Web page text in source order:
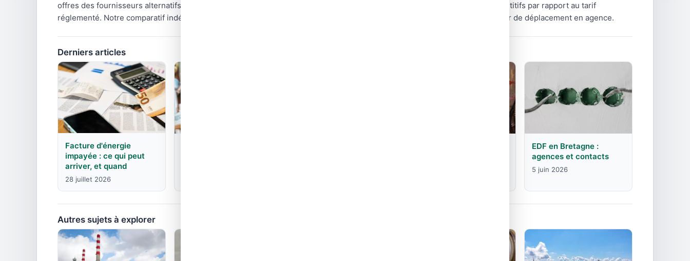
offres des fournisseurs alternatifs : TotalEnergies, Engie, Eni, Ohm Énergie ou Ekwateur proposent souvent des tarifs compétitifs par rapport au tarif
réglementé. Notre comparatif indépendant vous aide à trouver le contrat le plus avantageux pour votre foyer sans nécessiter de déplacement en agence.
Derniers articles
Facture d'énergie
impayée : ce qui peut
arriver, et quand
28 juillet 2026
EDF en Bretagne :
agences et contacts
5 juin 2026
Autres sujets à explorer